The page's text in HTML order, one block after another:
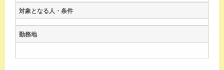
対象となる人・条件
勤務地